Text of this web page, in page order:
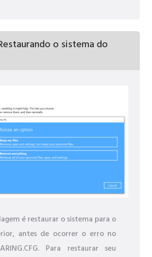
o sistema do
é restaurar o sistema para o
antes de ocorrer o erro no
Para restaurar seu